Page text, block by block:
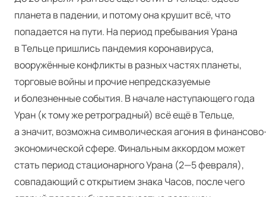
планета в падении, и потому она крушит всё, что
попадается на пути. На период пребывания Урана
в Тельце пришлись пандемия коронавируса,
вооружённые конфликты в разных частях планеты,
торговые войны и прочие непредсказуемые
и болезненные события. В начале наступающего года
Уран (к тому же ретроградный) всё ещё в Тельце,
а значит, возможна символическая агония в
экономической сфере. Финальным аккордом может
стать период стационарного Урана (2—5 февраля),
совпадающий с открытием знака Часов, после чего